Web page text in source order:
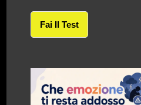
Fai Il Test